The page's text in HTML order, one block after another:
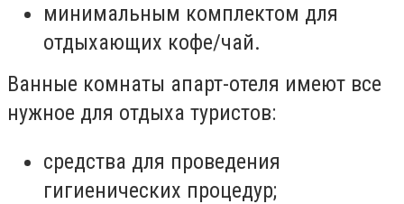
минимальным комплектом для
отдыхающих кофе/чай.
Ванные комнаты апарт-отеля имеют все
нужное для отдыха туристов:
средства для проведения
гигиенических процедур;